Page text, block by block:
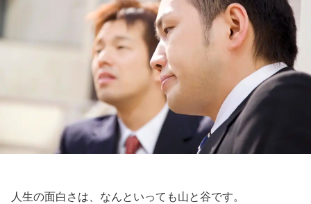
人生の面白さは、なんといっても山と谷です。